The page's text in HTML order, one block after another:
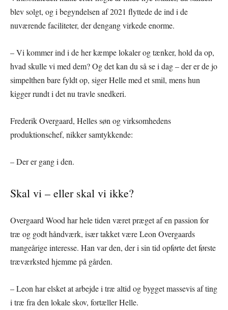
blev solgt, og i begyndelsen af 2021 flyttede de ind i de
nuværende faciliteter, der dengang virkede enorme.
– Vi kommer ind i de her kæmpe lokaler og tænker, hold da op,
hvad skulle vi med dem? Og det kan du så se i dag – der er de jo
simpelthen bare fyldt op, siger Helle med et smil, mens hun
kigger rundt i det nu travle snedkeri.
Frederik Overgaard, Helles søn og virksomhedens
produktionschef, nikker samtykkende:
– Der er gang i den.
Skal vi – eller skal vi ikke?
Overgaard Wood har hele tiden været præget af en passion for
træ og godt håndværk, især takket være Leon Overgaards
mangeårige interesse. Han var den, der i sin tid opførte det første
træværksted hjemme på gården.
– Leon har elsket at arbejde i træ altid og bygget massevis af ting
i træ fra den lokale skov, fortæller Helle.